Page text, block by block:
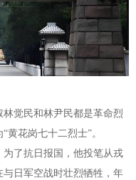
觉民和林尹民都是革命烈
黄花岗七十二烈士”。
了抗日报国，他投笔从戎
与日军空战时壮烈牺牲，年